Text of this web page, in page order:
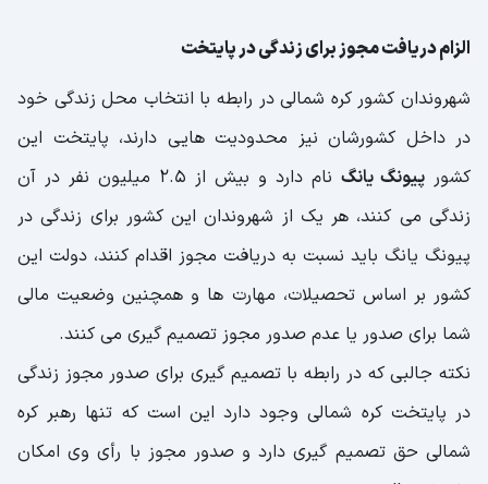
الزام دریافت مجوز برای زندگی در پایتخت
شهروندان کشور کره شمالی در رابطه با انتخاب محل زندگی خود
در داخل کشورشان نیز محدودیت هایی دارند، پایتخت این
کشور پیونگ یانگ
نام دارد و بیش از 2.5 میلیون نفر در آن
زندگی می کنند، هر یک از شهروندان این کشور برای زندگی در
پیونگ یانگ باید نسبت به دریافت مجوز اقدام کنند، دولت این
کشور بر اساس تحصیلات، مهارت ها و همچنین وضعیت مالی
شما برای صدور یا عدم صدور مجوز تصمیم گیری می کنند.
نکته جالبی که در رابطه با تصمیم گیری برای صدور مجوز زندگی
در پایتخت کره شمالی وجود دارد این است که تنها رهبر کره
شمالی حق تصمیم گیری دارد و صدور مجوز با رأی وی امکان